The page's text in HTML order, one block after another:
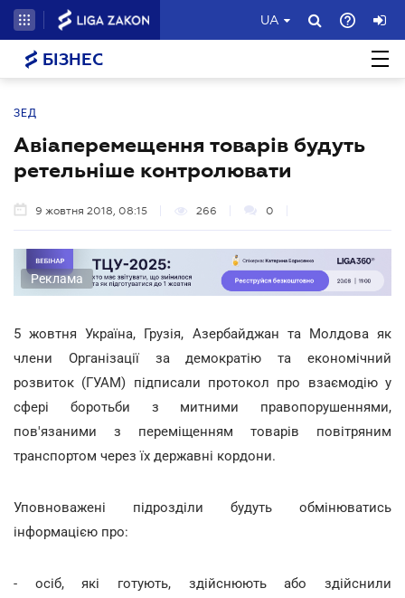
UA
БІЗНЕС
ЗЕД
Авіаперемещення товарів будуть
ретельніше контролювати
9 жовтня 2018, 08:15 266 0
Реклама
5 жовтня Україна, Грузія, Азербайджан та Молдова як
члени Організації за демократію та економічний
розвиток (ГУАМ) підписали протокол про взаємодію у
сфері боротьби з митними правопорушеннями,
пов'язаними з переміщенням товарів повітряним
транспортом через їх державні кордони.
Уповноважені підрозділи будуть обмінюватись
інформацією про:
- осіб, які готують, здійснюють або здійснили